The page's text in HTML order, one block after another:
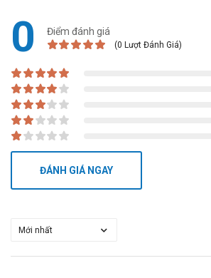
0 Điểm đánh giá
(0 Lượt Đánh Giá)
ĐÁNH GIÁ NGAY